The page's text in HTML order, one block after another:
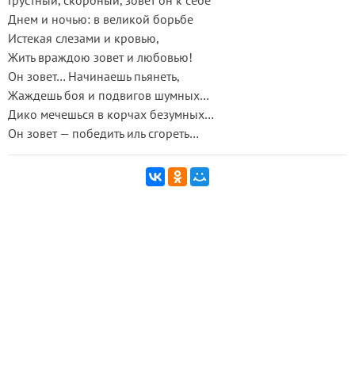
Днем и ночью: в великой борьбе
Истекая слезами и кровью,
Жить враждою зовет и любовью!
Он зовет… Начинаешь пьянеть,
Жаждешь боя и подвигов шумных…
Дико мечешься в корчах безумных…
Он зовет — победить иль сгореть…